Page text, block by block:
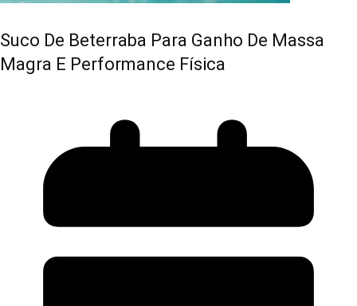
Suco De Beterraba Para Ganho De Massa
Magra E Performance Física